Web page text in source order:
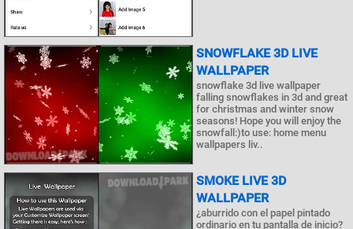
SNOWFLAKE 3D LIVE
WALLPAPER
snowflake 3d live wallpaper
falling snowflakes in 3d and great
for christmas and winter snow
seasons! Hope you will enjoy the
snowfall:)to use: home menu
wallpapers liv..
SMOKE LIVE 3D
WALLPAPER
¿aburrido con el papel pintado
ordinario en tu pantalla de inicio?